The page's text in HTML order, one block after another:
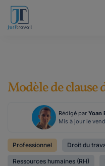
Modèle de
Rédigé par Yoan
Mis à jour le
Professionnel Droit du
Ressources humaines (RH)